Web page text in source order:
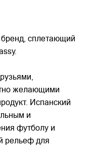
бренд, сплетающий
желающими
Испанский
и
футболу и
рельеф для